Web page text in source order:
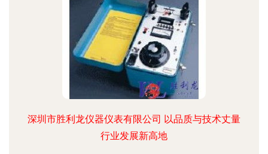
深圳市胜利龙仪器仪表有限公司 以品质与技术丈量
行业发展新高地